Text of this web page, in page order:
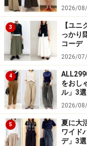
豊富な裏地やボタ
まうのもオーダーの
ボタンの種類や裏
も自由に選ぶこと
すっきりとまとめる
ぶのもアリ。まるで
2026/
3
【ユ
っかり
コーデ
2026/07/
4
をおし
ル」3選
2026/
5
夏に大
ワイド
デ」3選